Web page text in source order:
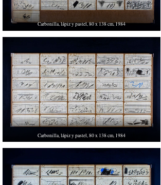
Carbonilla, lápiz y pastel, 80 x 138 cm, 1984
Carbonilla, lápiz y pastel, 80 x 138 cm, 1984